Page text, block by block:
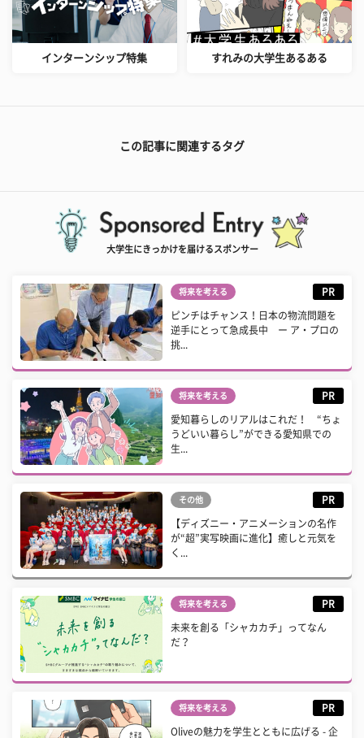
インターンシップ特集 すれみの大学生あるある
この記事に関連するタグ
大学生にきっかけを届けるスポンサー
将来を考える PR
ピンチはチャンス！日本の物流問題を
逆手にとって急成長中 ー ア・プロの
挑...
将来を考える PR
愛知暮らしのリアルはこれだ！ “ちょ
うどいい暮らし”ができる愛知県での
生...
その他 PR
【ディズニー・アニメーションの名作
が“超”実写映画に進化】癒しと元気を
く...
将来を考える PR
未来を創る「シャカカチ」ってなん
だ？
将来を考える PR
Oliveの魅力を学生とともに広げる - 企